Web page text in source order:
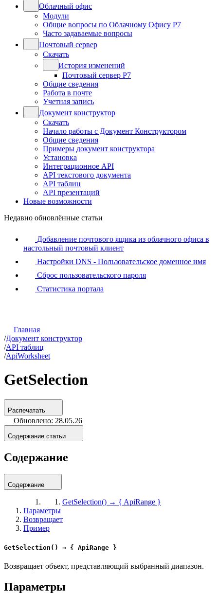
Облачный офис
Модули
Общие вопросы по Облачному Офису Р7
Часто задаваемые вопросы
Почтовый сервер
Скачать
История изменений
Почтовый сервер Р7
Общие сведения
Работа в почте
Учетная запись
Документ конструктор
Скачать
Начало работы с Документ Конструктором
Общие сведения
Примеры документ конструктора
Установка
Интеграционное API
API текстового документа
API таблиц
API презентаций
Новые возможности
Недавно обновлённые статьи
Добавление почтового ящика из облачного офиса в
настольный почтовый клиент
Настройки DNS - Пользовательское доменное имя
Сброс пользовательского пароля
Статистика портала
Главная
/Документ конструктор
/API таблиц
/ApiWorksheet
GetSelection
Распечатать
Обновлено: 28.05.26
Содержание статьи
Содержание
Содержание
GetSelection() → { ApiRange }
Параметры
Возвращает
Пример
GetSelection() → { ApiRange }
Возвращает объект, представляющий выбранный диапазон.
Параметры